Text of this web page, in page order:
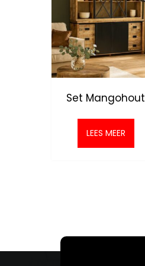
Set Mangohout
LEES MEER